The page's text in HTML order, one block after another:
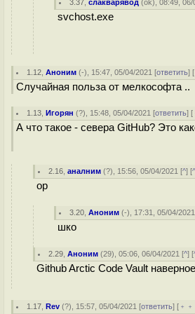
3.37 ,слакварявод (ok), 08:49, 06/
svchost.exe
1.12 ,Аноним (-), 15:47, 05/04/2021 [ответить] [
Случайная польза от мелкософта ..
1.13 ,Игорян (?), 15:48, 05/04/2021 [ответить] [
А что такое - севера GitHub? Это
2.16 ,аналним (?), 15:56, 05/04/2021 [^] [
ор
3.20 ,Аноним (-), 17:31, 05/04/
шко
2.29 ,Аноним (29), 05:06, 06/04/2021 [^] [
Github Arctic Code Vault наверное
1.17 ,Rev (?), 15:57, 05/04/2021 [ответить] [